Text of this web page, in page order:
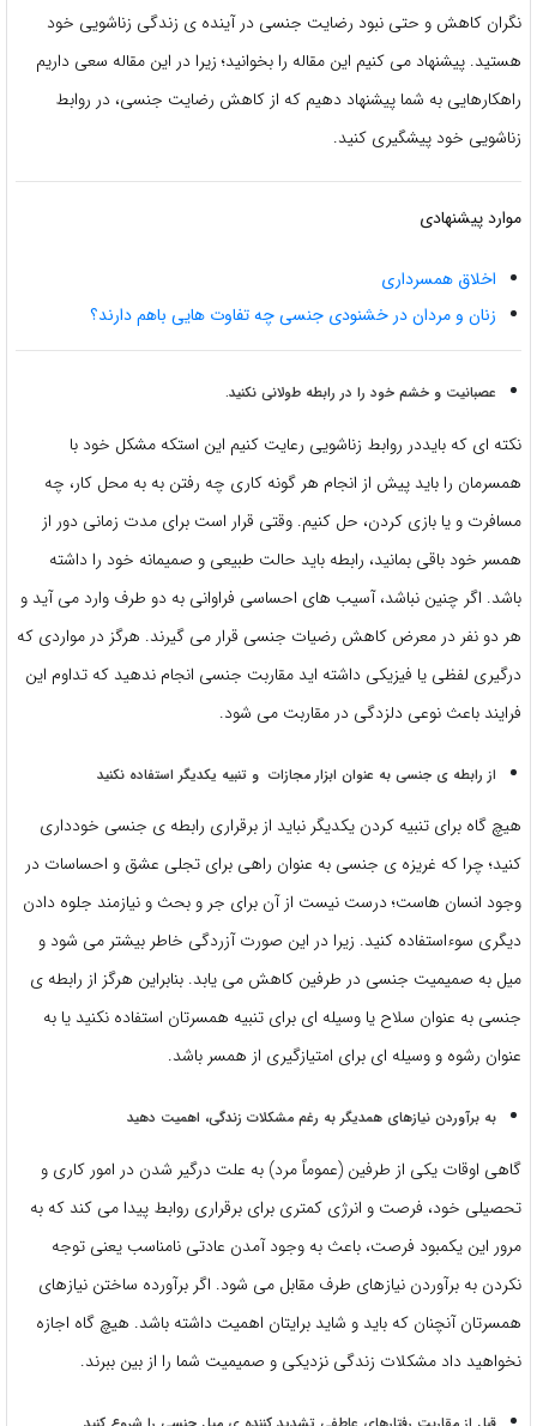
نگران کاهش و حتی نبود رضایت جنسی در آینده ی زندگی زناشویی خود
هستید. پیشنهاد می کنیم این مقاله را بخوانید؛ زیرا در این مقاله سعی داریم
راهکارهایی به شما پیشنهاد دهیم که از کاهش رضایت جنسی، در روابط
زناشویی خود پیشگیری کنید.
موارد پیشنهادی
اخلاق همسرداری
زنان و مردان در خشنودی جنسی چه تفاوت هایی باهم دارند؟
عصبانیت و خشم خود را در رابطه طولانی نکنید.
نکته ای که بایددر روابط زناشویی رعایت کنیم این استکه مشکل خود با
همسرمان را باید پیش از انجام هر گونه کاری چه رفتن به به محل کار، چه
مسافرت و یا بازی کردن، حل کنیم. وقتی قرار است برای مدت زمانی دور از
همسر خود باقی بمانید، رابطه باید حالت طبیعی و صمیمانه خود را داشته
باشد. اگر چنین نباشد، آسیب های احساسی فراوانی به دو طرف وارد می آید و
هر دو نفر در معرض کاهش رضیات جنسی قرار می گیرند. هرگز در مواردی که
درگیری لفظی یا فیزیکی داشته اید مقاربت جنسی انجام ندهید که تداوم این
فرایند باعث نوعی دلزدگی در مقاربت می شود.
از رابطه ی جنسی به عنوان ابزار مجازات و تنبیه یکدیگر استفاده نکنید
هیچ گاه برای تنبیه کردن یکدیگر نباید از برقراری رابطه ی جنسی خودداری
کنید؛ چرا که غریزه ی جنسی به عنوان راهی برای تجلی عشق و احساسات در
وجود انسان هاست؛ درست نیست از آن برای جر و بحث و نیازمند جلوه دادن
دیگری سوءاستفاده کنید. زیرا در این صورت آزردگی خاطر بیشتر می شود و
میل به صمیمیت جنسی در طرفین کاهش می یابد. بنابراین هرگز از رابطه ی
جنسی به عنوان سلاح یا وسیله ای برای تنبیه همسرتان استفاده نکنید یا به
عنوان رشوه و وسیله ای برای امتیازگیری از همسر باشد.
به برآوردن نیازهای همدیگر به رغم مشکلات زندگی، اهمیت دهید
گاهی اوقات یکی از طرفین (عموماً مرد) به علت درگیر شدن در امور کاری و
تحصیلی خود، فرصت و انرژی کمتری برای برقراری روابط پیدا می کند که به
مرور این یکمبود فرصت، باعث به وجود آمدن عادتی نامناسب یعنی توجه
نکردن به برآوردن نیازهای طرف مقابل می شود. اگر برآورده ساختن نیازهای
همسرتان آنچنان که باید و شاید برایتان اهمیت داشته باشد. هیچ گاه اجازه
نخواهید داد مشکلات زندگی نزدیکی و صمیمیت شما را از بین ببرند.